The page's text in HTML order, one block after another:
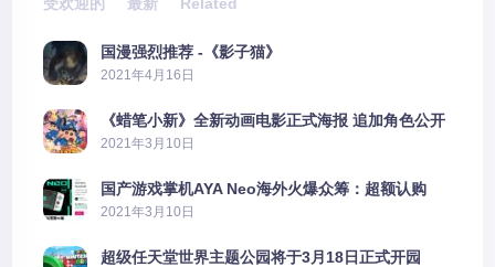
国漫强烈推荐 -《影子猫》
2021年4月16日
《蜡笔小新》全新动画电影正式海报 追加角色公开
2021年3月10日
国产游戏掌机AYA Neo海外火爆众筹：超额认购
2606%
2021年3月10日
超级任天堂世界主题公园将于3月18日正式开园